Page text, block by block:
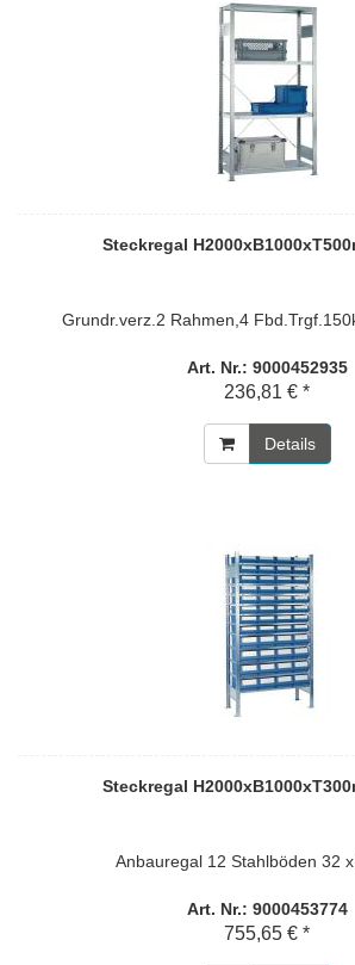
Steckregal
Grundr.verz.2 Rahmen,4
Art. Nr.: 9000452935
236,81 € *
Details
Steckregal
Anbauregal 12 Stahlböden 32
Art. Nr.: 9000453774
755,65 € *